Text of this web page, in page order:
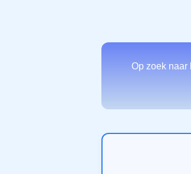
Op zoek naar